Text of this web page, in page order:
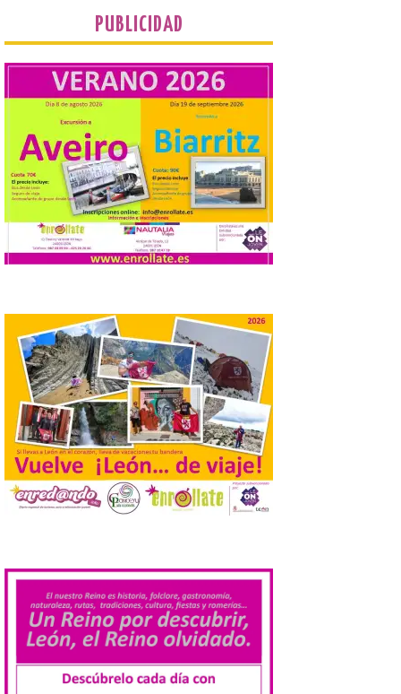
Despega el primer avión
de Iberia con wifi de alta
velocidad gratuito de
Starlink
6 Ago 2026
Iberia se convierte en la
primera aerolínea
española en ofrecer wifi a
bordo de Starlink, la
constelación de satélites
más avanzada del mundo, desarrollada
por SpaceX. La incorporación de esta
tecnología forma parte del compromiso
de Iberia con la innovación […]
La Junta promueve la
contratación temporal de
jóvenes desempleados
para la realización de
obras y servicios de
interés general y social
con más de 8,7 millones de
euros de inversión
6 Ago 2026
La Consejería de
Industria, Universidades,
2026, cofinanciado por el Fondo Social
Europeo Plus (FSE+), para favorecer la
contratación temporal de 300 jóvenes
desempleados inscritos en el Sistema
Nacional de […]
PUBLICIDAD